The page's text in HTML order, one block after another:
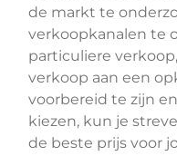
de markt te
verkoopkanalen te
particuliere
verkoop aan een
voorbereid te zijn
kiezen, kun je
de beste prijs voor